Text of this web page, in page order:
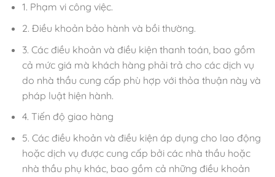
1. Phạm vi công việc.
2. Điều khoản bảo hành và bồi thường.
3. Các điều khoản và điều kiện thanh toán, bao gồm
cả mức giá mà khách hàng phải trả cho các dịch vụ
do nhà thầu cung cấp phù hợp với thỏa thuận này và
pháp luật hiện hành.
4. Tiến độ giao hàng
5. Các điều khoản và điều kiện áp dụng cho lao động
hoặc dịch vụ được cung cấp bởi các nhà thầu hoặc
nhà thầu phụ khác, bao gồm cả những điều khoản